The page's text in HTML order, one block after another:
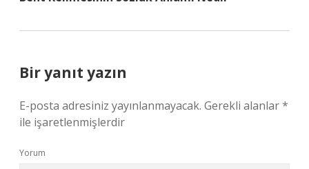
Bir yanıt yazın
E-posta adresiniz yayınlanmayacak. Gerekli alanlar*
ile işaretlenmişlerdir
Yorum